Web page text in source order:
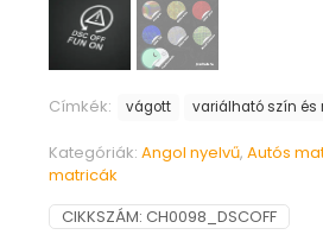
Címkék: vágott variálható szín és
Kategóriák: Angol nyelvű, Autós
matricák
CIKKSZÁM: CH0098_DSCOFF